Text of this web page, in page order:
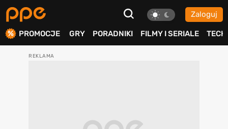
Zaloguj
PROMOCJE GRY PORADNIKI FILMY I SERIALE TECH